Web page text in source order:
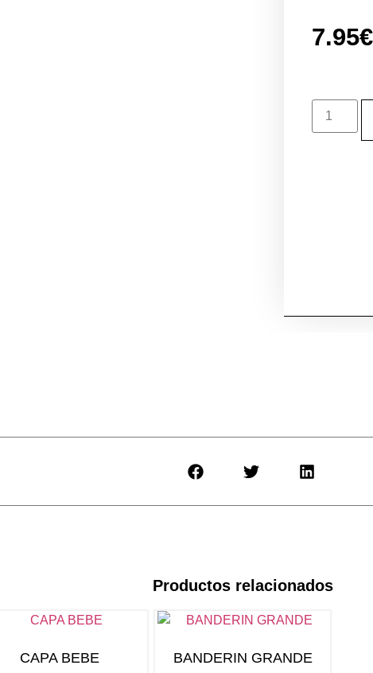
7.95€
Productos relacionados
CAPA BEBE BANDERIN GRANDE